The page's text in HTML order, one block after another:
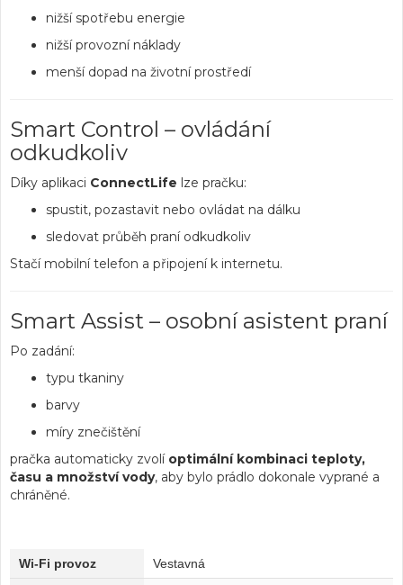
nižší spotřebu energie
nižší provozní náklady
menší dopad na životní prostředí
Smart Control – ovládání
odkudkoliv
Díky aplikaci ConnectLife lze pračku:
spustit, pozastavit nebo ovládat na dálku
sledovat průběh praní odkudkoliv
Stačí mobilní telefon a připojení k internetu.
Smart Assist – osobní asistent praní
Po zadání:
typu tkaniny
barvy
míry znečištění
pračka automaticky zvolí optimální kombinaci teploty,
času a množství vody, aby bylo prádlo dokonale vyprané a
chráněné.
Wi-Fi provoz Vestavná